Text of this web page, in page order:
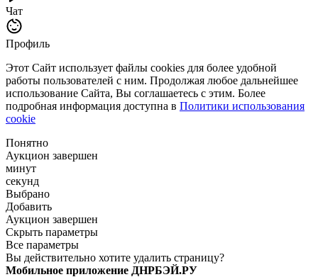
Чат
Профиль
Этот Сайт использует файлы cookies для более удобной
работы пользователей с ним. Продолжая любое дальнейшее
использование Сайта, Вы соглашаетесь с этим. Более
подробная информация доступна в Политики использования
cookie
Понятно
Аукцион завершен
минут
секунд
Выбрано
Добавить
Аукцион завершен
Скрыть параметры
Все параметры
Вы действительно хотите удалить страницу?
Мобильное приложение ДНРБЭЙ.РУ